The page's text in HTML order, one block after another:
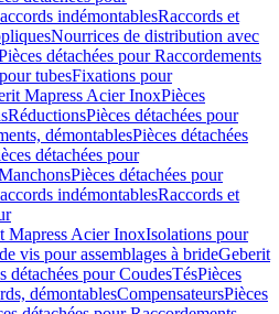
indémontablesRaccords et
Nourrices de distribution avec
détachées pour Raccordements
tubesFixations pour
Mapress Acier InoxPièces
RéductionsPièces détachées pour
démontablesPièces détachées
détachées pour
Pièces détachées pour
indémontablesRaccords et
Mapress Acier InoxIsolations pour
vis pour assemblages à brideGeberit
détachées pour CoudesTésPièces
démontablesCompensateursPièces